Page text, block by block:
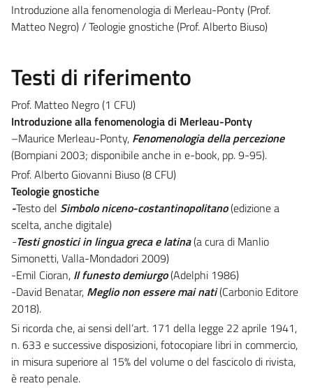
Introduzione alla fenomenologia di Merleau-Ponty (Prof.
Matteo Negro) / Teologie gnostiche (Prof. Alberto Biuso)
Testi di riferimento
Prof. Matteo Negro (1 CFU)
Introduzione alla fenomenologia di Merleau-Ponty
–Maurice Merleau-Ponty, Fenomenologia della percezione
(Bompiani 2003; disponibile anche in e-book, pp. 9-95).
Prof. Alberto Giovanni Biuso (8 CFU)
Teologie gnostiche
-Testo del Simbolo niceno-costantinopolitano(edizione a
scelta, anche digitale)
-Testi gnostici in lingua greca e latina(a cura di Manlio
Simonetti, Valla-Mondadori 2009)
-Emil Cioran, Il funesto demiurgo(Adelphi 1986)
-David Benatar, Meglio non essere mai nati(Carbonio Editore
2018).
Si ricorda che, ai sensi dell’art. 171 della legge 22 aprile 1941,
n. 633 e successive disposizioni, fotocopiare libri in commercio,
in misura superiore al 15% del volume o del fascicolo di rivista,
è reato penale.